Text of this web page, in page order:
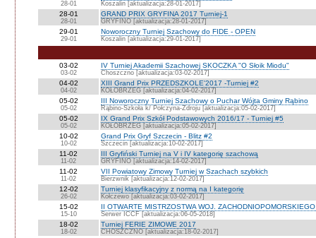
28-01 Koszalin [aktualizacja:28-01-2017]
28-01
28-01
GRAND PRIX GRYFINA 2017 Turniej-1
GRYFINO [aktualizacja:28-01-2017]
29-01
29-01
Noworoczny Turniej Szachowy do FIDE - OPEN
Koszalin [aktualizacja:29-01-2017]
03-02
03-02
IV Turniej Akademii Szachowej SKOCZKA "O Słoik Miodu"
Choszczno [aktualizacja:03-02-2017]
04-02
04-02
XIII Grand Prix PRZEDSZKOLE'2017 -Turniej #2
KOŁOBRZEG [aktualizacja:04-02-2017]
05-02
05-02
III Noworoczny Turniej Szachowy o Puchar Wójta Gminy Rąbino
Rąbino-Szkoła k/ Połczyna-Zdroju [aktualizacja:05-02-2017]
05-02
05-02
IX Grand Prix Szkół Podstawowych 2016/17 - Turniej #5
KOŁOBRZEG [aktualizacja:05-02-2017]
10-02
10-02
Grand Prix Gryf Szczecin - Blitz #2
Szczecin [aktualizacja:10-02-2017]
11-02
11-02
III Gryfiński Turniej na V i IV kategorię szachową
GRYFINO [aktualizacja:14-02-2017]
11-02
11-02
VII Powiatowy Zimowy Turniej w Szachach szybkich
Bierzwnik [aktualizacja:12-02-2017]
12-02
26-02
Turniej klasyfikacyjny z normą na I kategorię
Kołczewo [aktualizacja:03-02-2017]
15-02
15-10
II OTWARTE MISTRZOSTWA WOJ.
Serwer ICCF [aktualizacja:06-05-2018]
18-02
18-02
Turniej FERIE ZIMOWE 2017
CHOSZCZNO [aktualizacja:18-02-2017]